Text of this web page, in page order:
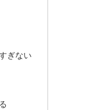
ぎない